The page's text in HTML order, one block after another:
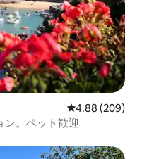
レビュー209
4.88 (209)
い ロケーション。ペット歓迎